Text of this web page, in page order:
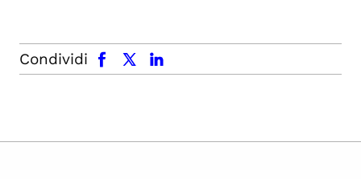
Condividi
facebook x.com linkedin